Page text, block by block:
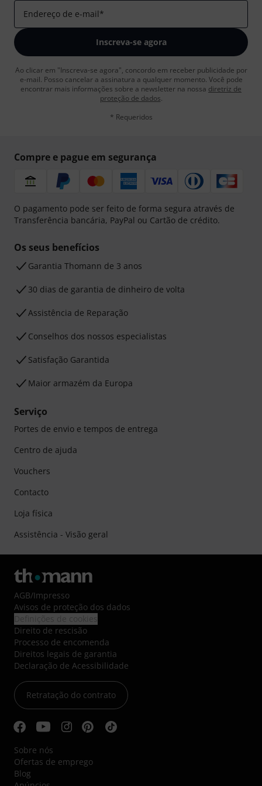
Endereço de e-mail*
Inscreva-se agora
Ao clicar em "Inscreva-se agora", concordo em receber publicidade por
e-mail. Posso cancelar a assinatura a qualquer momento. Você pode
encontrar mais informações sobre a newsletter na nossa diretriz de
proteção de dados.
* Requeridos
Compre e pague em segurança
O pagamento pode ser feito de forma segura através de
Transferência bancária, PayPal ou Cartão de crédito.
Os seus benefícios
Garantia Thomann de 3 anos
30 dias de garantia de dinheiro de volta
Assistência de Reparação
Conselhos dos nossos especialistas
Satisfação Garantida
Maior armazém da Europa
Serviço
Portes de envio e tempos de entrega
Centro de ajuda
Vouchers
Contacto
Loja física
Assistência - Visão geral
AGB/Impresso
Avisos de proteção dos dados
Direito de rescisão
Processo de encomenda
Direitos legais de garantia
Declaração de Acessibilidade
Retratação do contrato
Sobre nós
Ofertas de emprego
Blog